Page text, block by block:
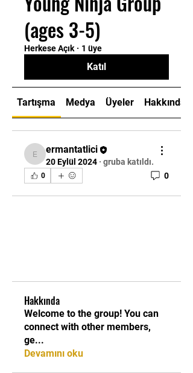
(ages 3-5)
Herkese Açık · 1 üye
Katıl
Tartışma Medya Üyeler Hakkında
ermantatlici
ermantatlici
20 Eylül 2024 · gruba katıldı.
0 0
Hakkında
Welcome to the group! You can
connect with other members,
ge...
Devamını oku